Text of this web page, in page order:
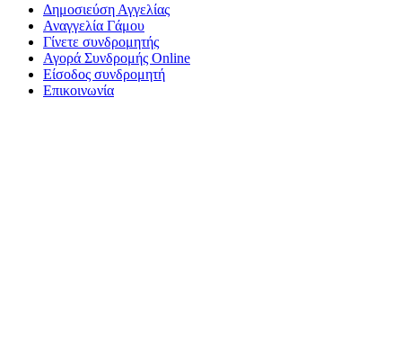
Δημοσιεύση Αγγελίας
Αναγγελία Γάμου
Γίνετε συνδρομητής
Αγορά Συνδρομής Online
Είσοδος συνδρομητή
Επικοινωνία